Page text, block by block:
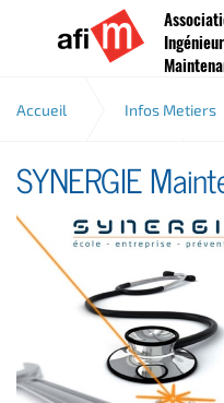
Accueil Infos Metiers
Analyse des risques
SYNERGIE